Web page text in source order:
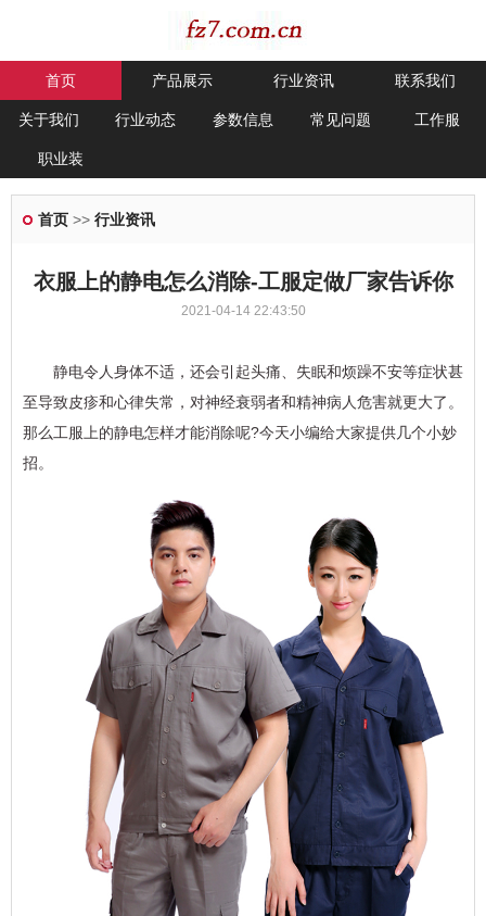
首页 产品展示 行业资讯 联系我们
关于我们 行业动态 参数信息 常见问题 工作服
职业装
首页 >> 行业资讯
衣服上的静电怎么消除-工服定做厂家告诉你
2021-04-14 22:43:50
静电令人身体不适，还会引起头痛、失眠和烦躁不安等症状甚
至导致皮疹和心律失常，对神经衰弱者和精神病人危害就更大了。
那么工服上的静电怎样才能消除呢?今天小编给大家提供几个小妙
招。